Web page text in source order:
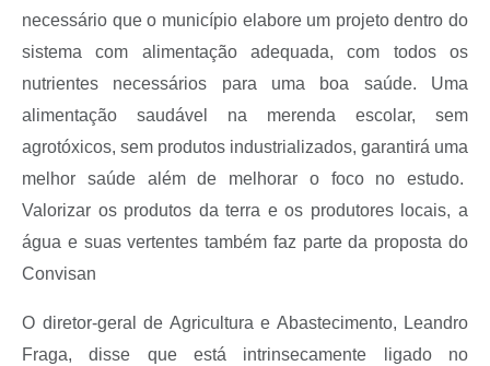
necessário que o município elabore um projeto dentro do
sistema com alimentação adequada, com todos os
nutrientes necessários para uma boa saúde. Uma
alimentação saudável na merenda escolar, sem
agrotóxicos, sem produtos industrializados, garantirá uma
melhor saúde além de melhorar o foco no estudo.
Valorizar os produtos da terra e os produtores locais, a
água e suas vertentes também faz parte da proposta do
Convisan
O diretor-geral de Agricultura e Abastecimento, Leandro
Fraga, disse que está intrinsecamente ligado no